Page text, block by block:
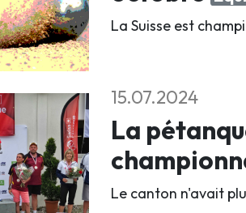
La Suisse est
15.07.2024
La
Le canton n'avait